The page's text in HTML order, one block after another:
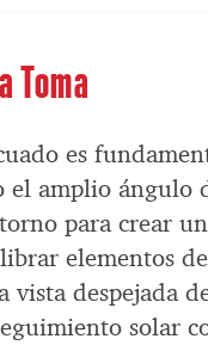
Toma
es
el amplio ángulo
para crear
elementos
vista despejada
solar